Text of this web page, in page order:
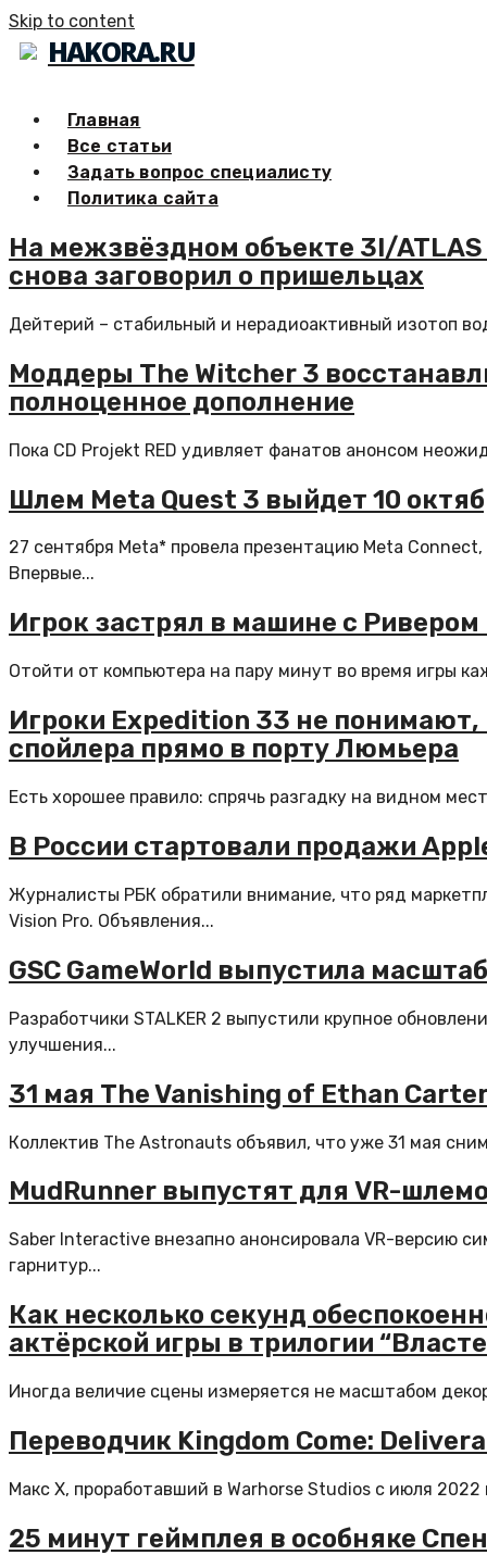
Skip to content
HAKORA.RU
Главная
Все статьи
Задать вопрос специалисту
Политика сайта
На межзвёздном объекте 3I/
снова заговорил о пришельцах
Дейтерий – стабильный и нерадиоактивный изотоп
Моддеры The Witcher 3
полноценное дополнение
Пока CD Projekt RED удивляет фанатов анонсом
Шлем Meta Quest 3 выйдет 10
27 сентября Meta* провела презентацию Meta
Впервые...
Игрок застрял в машине с
Отойти от компьютера на пару минут во время игры
Игроки Expedition 33 не понимают,
спойлера прямо в порту Люмьера
Есть хорошее правило: спрячь разгадку на видном
В России стартовали продажи
Журналисты РБК обратили внимание, что ряд
Vision Pro. Объявления...
GSC GameWorld выпустила
Разработчики STALKER 2 выпустили крупное
улучшения...
31 мая The Vanishing of Ethan
Коллектив The Astronauts объявил, что уже 31 мая
MudRunner выпустят для VR-
Saber Interactive внезапно анонсировала VR-версию
гарнитур...
Как несколько секунд
актёрской игры в трилогии
Иногда величие сцены измеряется не масштабом
Переводчик Kingdom Come:
Макс Х, проработавший в Warhorse Studios с июля
25 минут геймплея в особняке